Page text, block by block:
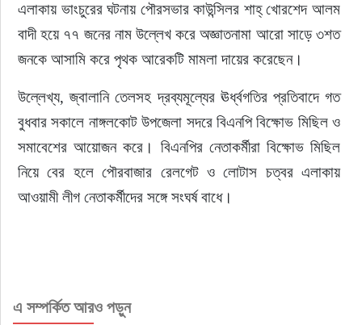
এলাকায় ভাংচুরের ঘটনায় পৌরসভার কাউন্সিলর শাহ্ খোরশেদ আলম
বাদী হয়ে ৭৭ জনের নাম উল্লেখ করে অজ্ঞাতনামা আরো সাড়ে ৩শত
জনকে আসামি করে পৃথক আরেকটি মামলা দায়ের করেছেন।
উল্লেখ্য, জ্বালানি তেলসহ দ্রব্যমূল্যের ঊর্ধ্বগতির প্রতিবাদে গত
বুধবার সকালে নাঙ্গলকোট উপজেলা সদরে বিএনপি বিক্ষোভ মিছিল ও
সমাবেশের আয়োজন করে। বিএনপির নেতাকর্মীরা বিক্ষোভ মিছিল
নিয়ে বের হলে পৌরবাজার রেলগেট ও লোটাস চত্বর এলাকায়
আওয়ামী লীগ নেতাকর্মীদের সঙ্গে সংঘর্ষ বাধে।
এ সম্পর্কিত আরও পড়ুন